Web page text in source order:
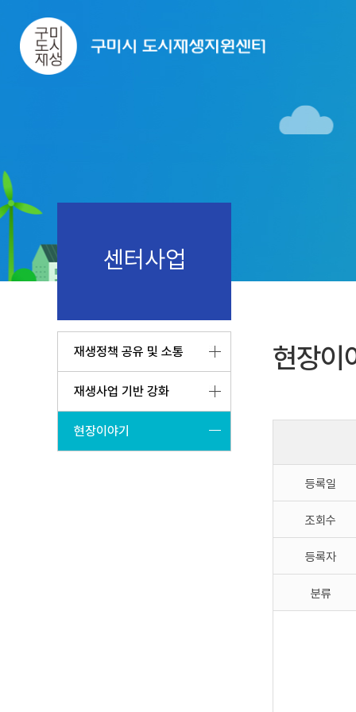
센터사업
재생정책 공유 및 소통
재생사업 기반 강화
현장이야기
현장이
등록일
조회수
등록자
분류